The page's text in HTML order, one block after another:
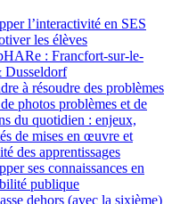
l’interactivité en SES
les élèves
: Francfort-sur-le-
à résoudre des problèmes
photos problèmes et de
du quotidien : enjeux,
de mises en œuvre et
des apprentissages
ses connaissances en
publique
dehors (avec la sixième)